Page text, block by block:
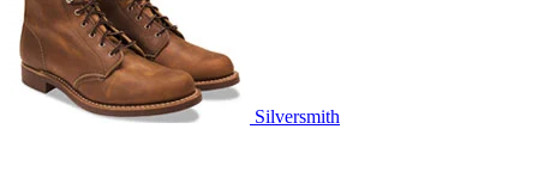
Silversmith